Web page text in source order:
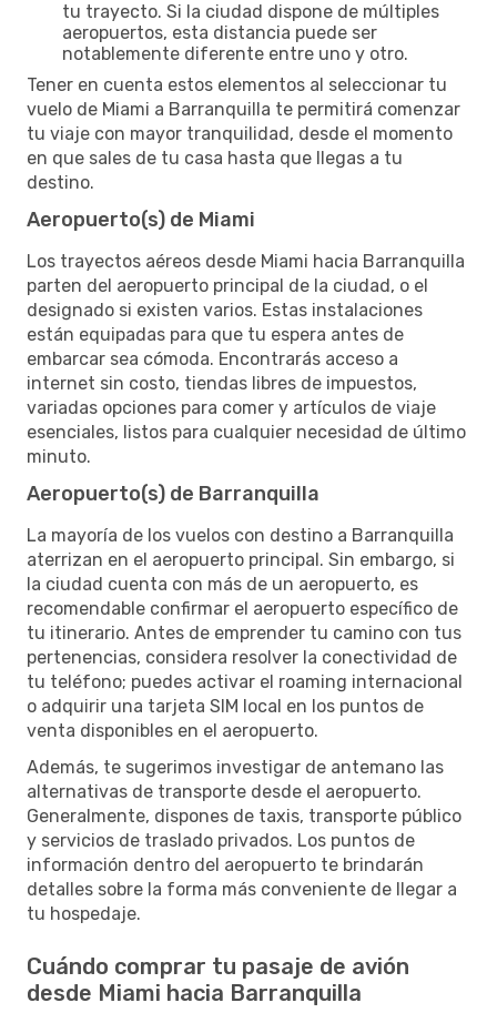
tu trayecto. Si la ciudad dispone de múltiples
aeropuertos, esta distancia puede ser
notablemente diferente entre uno y otro.
Tener en cuenta estos elementos al seleccionar tu
vuelo de Miami a Barranquilla te permitirá comenzar
tu viaje con mayor tranquilidad, desde el momento
en que sales de tu casa hasta que llegas a tu
destino.
Aeropuerto(s) de Miami
Los trayectos aéreos desde Miami hacia Barranquilla
parten del aeropuerto principal de la ciudad, o el
designado si existen varios. Estas instalaciones
están equipadas para que tu espera antes de
embarcar sea cómoda. Encontrarás acceso a
internet sin costo, tiendas libres de impuestos,
variadas opciones para comer y artículos de viaje
esenciales, listos para cualquier necesidad de último
minuto.
Aeropuerto(s) de Barranquilla
La mayoría de los vuelos con destino a Barranquilla
aterrizan en el aeropuerto principal. Sin embargo, si
la ciudad cuenta con más de un aeropuerto, es
recomendable confirmar el aeropuerto específico de
tu itinerario. Antes de emprender tu camino con tus
pertenencias, considera resolver la conectividad de
tu teléfono; puedes activar el roaming internacional
o adquirir una tarjeta SIM local en los puntos de
venta disponibles en el aeropuerto.
Además, te sugerimos investigar de antemano las
alternativas de transporte desde el aeropuerto.
Generalmente, dispones de taxis, transporte público
y servicios de traslado privados. Los puntos de
información dentro del aeropuerto te brindarán
detalles sobre la forma más conveniente de llegar a
tu hospedaje.
Cuándo comprar tu pasaje de avión
desde Miami hacia Barranquilla